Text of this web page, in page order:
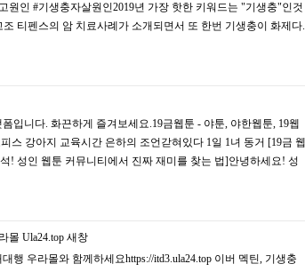
인 #기생충자살원인2019년 가장 핫한 키워드는 "기생충"인것
티펜스의 암 치료사례가 소개되면서 또 한번 기생충이 화제다.
입니다. 화끈하게 즐겨보세요.19금웹툰 - 야툰, 야한웹툰, 19웹
스 강아지 교육시간 은하의 조언갇혀있다 1일 1녀 동거 [19금 웹
! 성인 웹툰 커뮤니티에서 진짜 재미를 찾는 법]안녕하세요! 성
몰 Ula24.top 새창
행 우라몰와 함께하세요https://itd3.ula24.top 이버 멕틴, 기생충